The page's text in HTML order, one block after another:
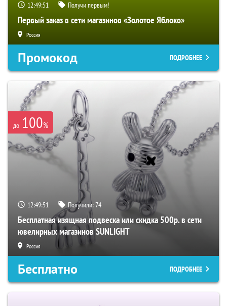
12:49:50 Получи первым!
Первый заказ в сети магазинов «Золотое Яблоко»
Россия
Промокод ПОДРОБНЕЕ
до 100%
12:49:50 Получили:74
Бесплатная изящная подвеска или скидка 500р. в сети
ювелирных магазинов SUNLIGHT
Россия
Бесплатно ПОДРОБНЕЕ